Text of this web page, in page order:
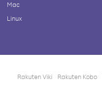
Mac
Linux
Rakuten Viki Rakuten Kobo